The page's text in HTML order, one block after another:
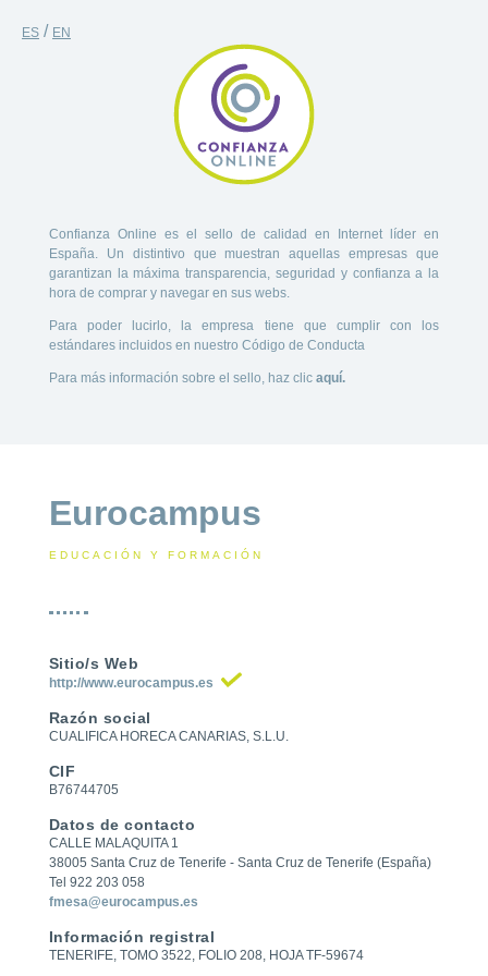
ES / EN
Confianza Online es el sello de calidad en Internet líder en
España. Un distintivo que muestran aquellas empresas que
garantizan la máxima transparencia, seguridad y confianza a la
hora de comprar y navegar en sus webs.
Para poder lucirlo, la empresa tiene que cumplir con los
estándares incluidos en nuestro Código de Conducta
Para más información sobre el sello, haz clic aquí.
Eurocampus
EDUCACIÓN Y FORMACIÓN
Sitio/s Web
http://www.eurocampus.es
Razón social
CUALIFICA HORECA CANARIAS, S.L.U.
CIF
B76744705
Datos de contacto
CALLE MALAQUITA 1
38005 Santa Cruz de Tenerife - Santa Cruz de Tenerife (España)
Tel 922 203 058
fmesa@eurocampus.es
Información registral
TENERIFE, TOMO 3522, FOLIO 208, HOJA TF-59674